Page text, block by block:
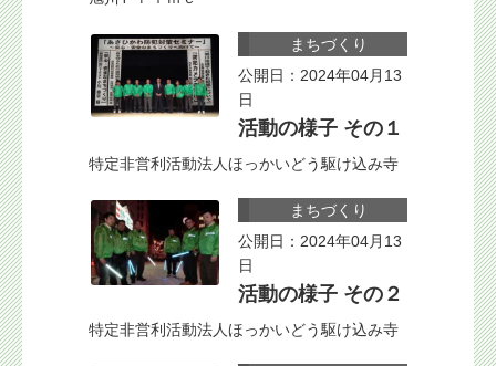
まちづくり
公開日：2024年04月13
日
活動の様子 その１
特定非営利活動法人ほっかいどう駆け込み寺
まちづくり
公開日：2024年04月13
日
活動の様子 その２
特定非営利活動法人ほっかいどう駆け込み寺